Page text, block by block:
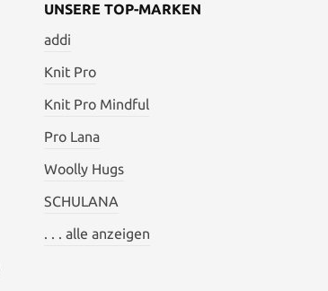
UNSERE TOP-MARKEN
addi
Knit Pro
Knit Pro Mindful
Pro Lana
Woolly Hugs
SCHULANA
. . . alle anzeigen